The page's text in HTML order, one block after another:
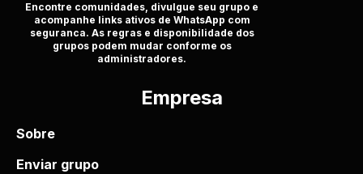
Encontre comunidades, divulgue seu grupo e
acompanhe links ativos de WhatsApp com
seguranca. As regras e disponibilidade dos
grupos podem mudar conforme os
administradores.
Empresa
Sobre
Enviar grupo